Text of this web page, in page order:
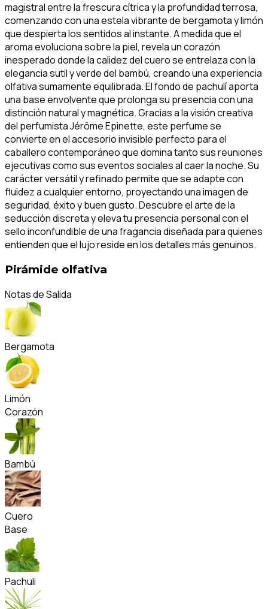
magistral entre la frescura cítrica y la profundidad terrosa,
comenzando con una estela vibrante de bergamota y limón
que despierta los sentidos al instante. A medida que el
aroma evoluciona sobre la piel, revela un corazón
inesperado donde la calidez del cuero se entrelaza con la
elegancia sutil y verde del bambú, creando una experiencia
olfativa sumamente equilibrada. El fondo de pachulí aporta
una base envolvente que prolonga su presencia con una
distinción natural y magnética. Gracias a la visión creativa
del perfumista Jérôme Epinette, este perfume se
convierte en el accesorio invisible perfecto para el
caballero contemporáneo que domina tanto sus reuniones
ejecutivas como sus eventos sociales al caer la noche. Su
carácter versátil y refinado permite que se adapte con
fluidez a cualquier entorno, proyectando una imagen de
seguridad, éxito y buen gusto. Descubre el arte de la
seducción discreta y eleva tu presencia personal con el
sello inconfundible de una fragancia diseñada para quienes
entienden que el lujo reside en los detalles más genuinos.
Pirámide olfativa
Notas de Salida
Bergamota
Limón
Corazón
Bambú
Cuero
Base
Pachuli